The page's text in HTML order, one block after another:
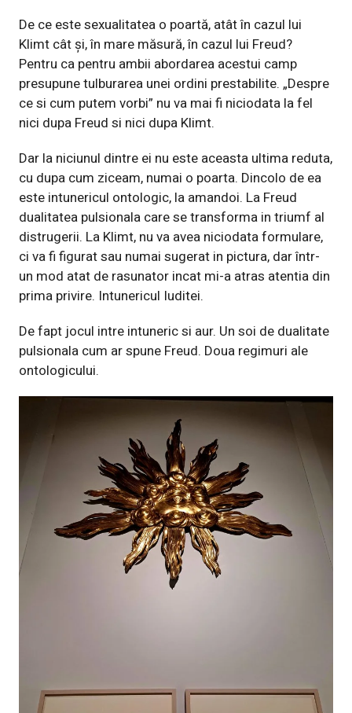
De ce este sexualitatea o poartă, atât în cazul lui
Klimt cât și, în mare măsură, în cazul lui Freud?
Pentru ca pentru ambii abordarea acestui camp
presupune tulburarea unei ordini prestabilite. „Despre
ce si cum putem vorbi” nu va mai fi niciodata la fel
nici dupa Freud si nici dupa Klimt.
Dar la niciunul dintre ei nu este aceasta ultima reduta,
cu dupa cum ziceam, numai o poarta. Dincolo de ea
este intunericul ontologic, la amandoi. La Freud
dualitatea pulsionala care se transforma in triumf al
distrugerii. La Klimt, nu va avea niciodata formulare,
ci va fi figurat sau numai sugerat in pictura, dar într-
un mod atat de rasunator incat mi-a atras atentia din
prima privire. Intunericul Iuditei.
De fapt jocul intre intuneric si aur. Un soi de dualitate
pulsionala cum ar spune Freud. Doua regimuri ale
ontologicului.